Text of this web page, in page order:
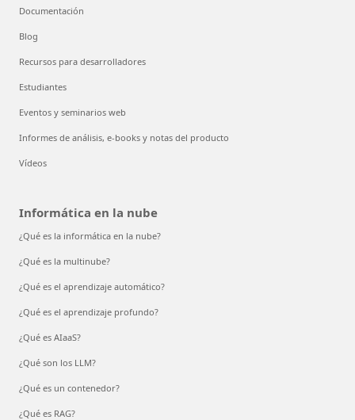
Documentación
Blog
Recursos para desarrolladores
Estudiantes
Eventos y seminarios web
Informes de análisis, e-books y notas del producto
Vídeos
Informática en la nube
¿Qué es la informática en la nube?
¿Qué es la multinube?
¿Qué es el aprendizaje automático?
¿Qué es el aprendizaje profundo?
¿Qué es AIaaS?
¿Qué son los LLM?
¿Qué es un contenedor?
¿Qué es RAG?